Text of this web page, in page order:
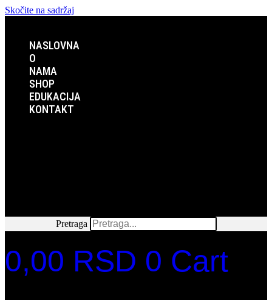
Skočite na sadržaj
NASLOVNA
O
NAMA
SHOP
EDUKACIJA
KONTAKT
Pretraga
0,00 RSD 0 Cart